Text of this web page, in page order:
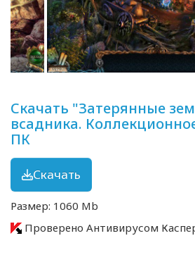
Скачать "Затерянные
всадника.
ПК
Скачать
Размер: 1060 Mb
Проверено Антивирусом